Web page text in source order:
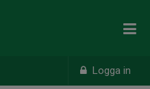
Logga in